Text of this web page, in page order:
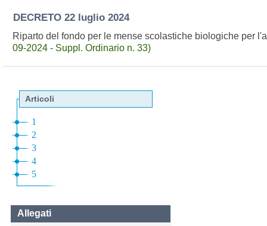
DECRETO 22 luglio 2024
Riparto del fondo per le mense scolastiche biologiche per
09-2024 - Suppl. Ordinario n. 33)